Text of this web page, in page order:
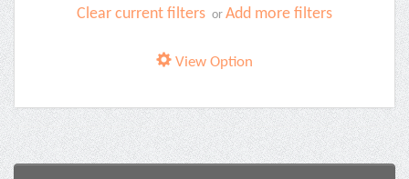
Clear current filters or Add more filters
View Option